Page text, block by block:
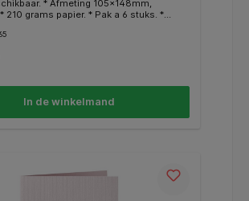
* Afmeting 105x148mm,
210 grams papier. * Pak a 6 stuks. *
enveloppen en A4 papier
In de winkelmand